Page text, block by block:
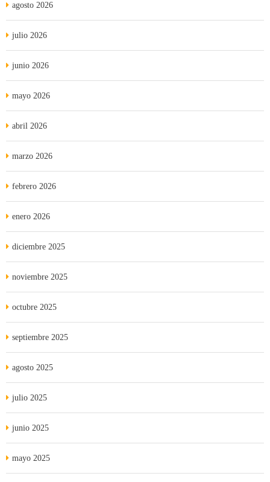
agosto 2026
julio 2026
junio 2026
mayo 2026
abril 2026
marzo 2026
febrero 2026
enero 2026
diciembre 2025
noviembre 2025
octubre 2025
septiembre 2025
agosto 2025
julio 2025
junio 2025
mayo 2025